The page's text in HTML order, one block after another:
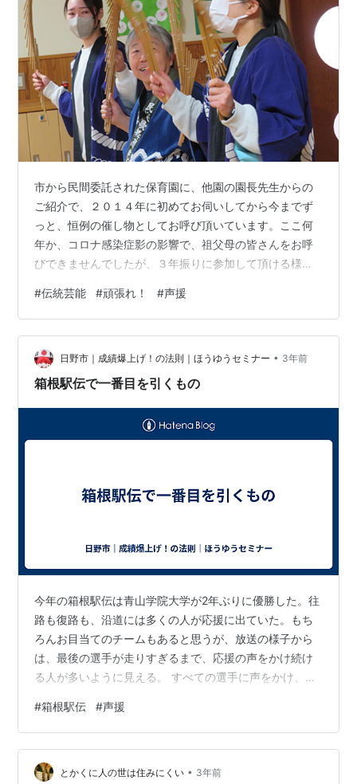
市から民間委託された保育園に、他園の園長先生からの
ご紹介で、２０１４年に初めてお伺いしてから今までず
っと、恒例の催し物としてお呼び頂いています。ここ何
年か、コロナ感染症影の影響で、祖父母の皆さんをお呼
びできませんでしたが、３年振りに参加して頂ける様に
は凄かったです！獅子が、泣いている年少さんの頭を噛
み始めると、出番の済んだ園児達が一斉に声を揃えて、
「ガンバレ！ガンバレ！...」の声援が沸き起こりまし
た！それどころか、祖父母の皆さんの番になっても「ガ
ンバレ！ガンバレ！...」の声援が消える事はありません
#伝統芸能 #頑張れ！ #声援
日野市｜成績爆上げ！の法則｜ほうゆうセミナー • 3年前
箱根駅伝で一番目を引くもの
今年の箱根駅伝は青山学院大学が2年ぶりに優勝した。往
路も復路も、沿道には多くの人が応援に出ていた。もち
ろんお目当てのチームもあると思うが、放送の様子から
は、最後の選手が走りすぎるまで、応援の声をかけ続け
る人が多いように見える。 すべての選手に声をかけ、拍
からないが、応援の声はきっと選手たちの背中を押して
くれるはずだ。先頭を走る選手にも、それを追いかける
選手にも分け隔てなく、がんばっている人には声をかけ
たくなるものだ。勝ち負けに関係なく、おそらくがんば
#箱根駅伝 #声援
とかくに人の世は住みにくい • 3年前